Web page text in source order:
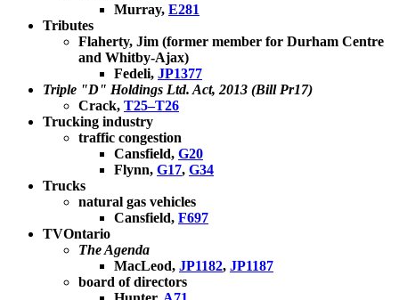
Murray, E281
Tributes
Flaherty, Jim (former member for Durham Centre
and Whitby-Ajax)
Fedeli, JP1377
Triple "D" Holdings Ltd. Act, 2013 (Bill Pr17)
Crack, T25–T26
Trucking industry
traffic congestion
Cansfield, G20
Flynn, G17, G34
Trucks
natural gas vehicles
Cansfield, F697
TVOntario
The Agenda
MacLeod, JP1182, JP1187
board of directors